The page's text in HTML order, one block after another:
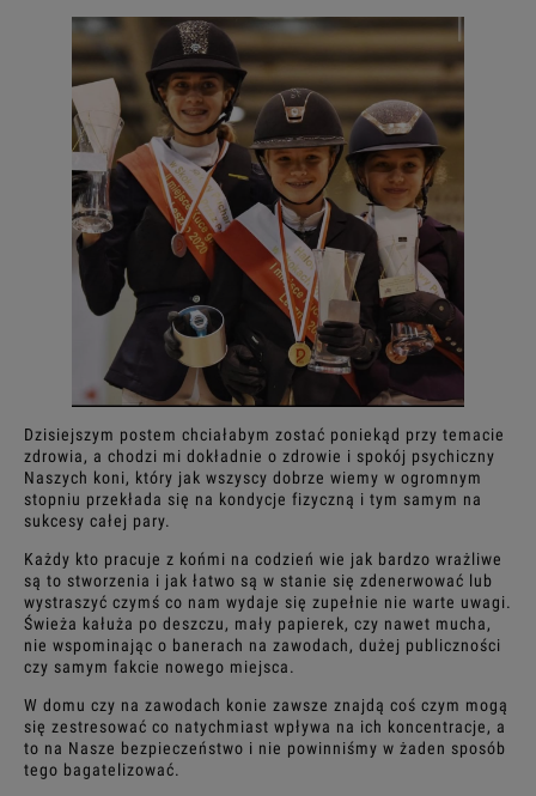
Dzisiejszym postem chciałabym zostać poniekąd przy temacie
zdrowia, a chodzi mi dokładnie o zdrowie i spokój psychiczny
Naszych koni, który jak wszyscy dobrze wiemy w ogromnym
stopniu przekłada się na kondycje fizyczną i tym samym na
sukcesy całej pary.
Każdy kto pracuje z końmi na codzień wie jak bardzo wrażliwe
są to stworzenia i jak łatwo są w stanie się zdenerwować lub
wystraszyć czymś co nam wydaje się zupełnie nie warte uwagi.
Świeża kałuża po deszczu, mały papierek, czy nawet mucha,
nie wspominając o banerach na zawodach, dużej publiczności
czy samym fakcie nowego miejsca.
W domu czy na zawodach konie zawsze znajdą coś czym mogą
się zestresować co natychmiast wpływa na ich koncentracje, a
to na Nasze bezpieczeństwo i nie powinniśmy w żaden sposób
tego bagatelizować.